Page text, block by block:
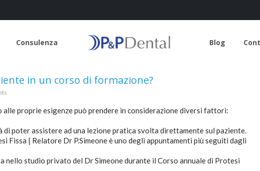
Consulenza Blog
in un corso di formazione?
proprie esigenze può prendere in considerazione diversi fattori:
di poter assistere ad una lezione pratica svolta direttamente sul paziente.
Fissa | Relatore Dr P.Simeone è uno degli appuntamenti più seguiti dagli
nello studio privato del Dr Simeone durante il Corso annuale di Protesi